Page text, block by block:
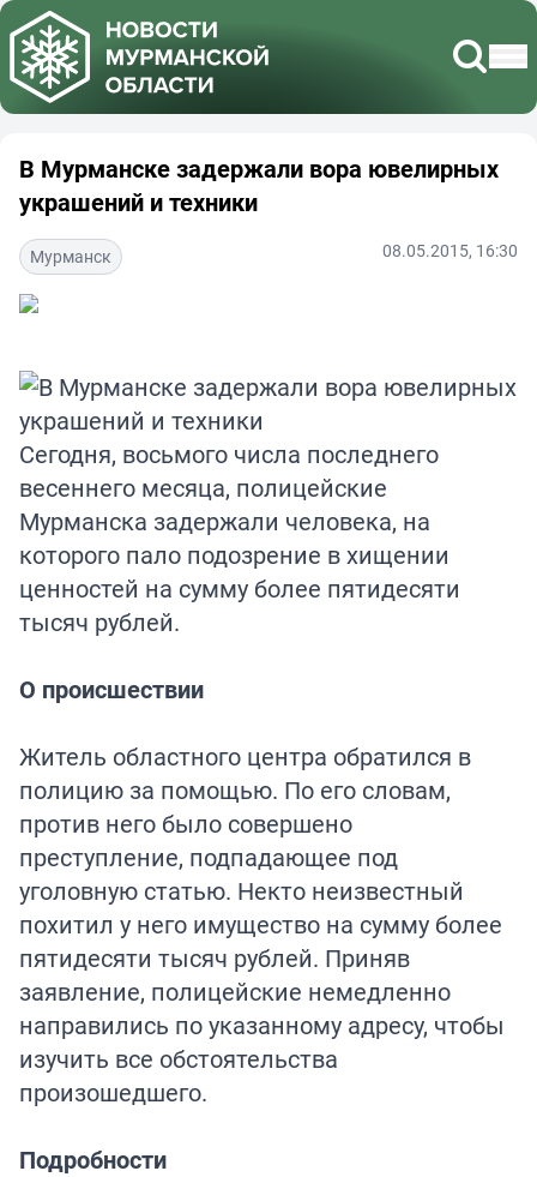
В Мурманске задержали вора ювелирных
украшений и техники
Мурманск 08.05.2015, 16:30
Сегодня, восьмого числа последнего
весеннего месяца, полицейские
Мурманска задержали человека, на
которого пало подозрение в хищении
ценностей на сумму более пятидесяти
тысяч рублей.
О происшествии
Житель областного центра обратился в
полицию за помощью. По его словам,
против него было совершено
преступление, подпадающее под
уголовную статью. Некто неизвестный
похитил у него имущество на сумму более
пятидесяти тысяч рублей. Приняв
заявление, полицейские немедленно
направились по указанному адресу, чтобы
изучить все обстоятельства
произошедшего.
Подробности